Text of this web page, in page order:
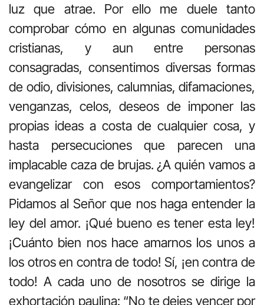
luz que atrae. Por ello me duele tanto
comprobar cómo en algunas comunidades
cristianas, y aun entre personas
consagradas, consentimos diversas formas
de odio, divisiones, calumnias, difamaciones,
venganzas, celos, deseos de imponer las
propias ideas a costa de cualquier cosa, y
hasta persecuciones que parecen una
implacable caza de brujas. ¿A quién vamos a
evangelizar con esos comportamientos?
Pidamos al Señor que nos haga entender la
ley del amor. ¡Qué bueno es tener esta ley!
¡Cuánto bien nos hace amarnos los unos a
los otros en contra de todo! Sí, ¡en contra de
todo! A cada uno de nosotros se dirige la
exhortación paulina: “No te dejes vencer por